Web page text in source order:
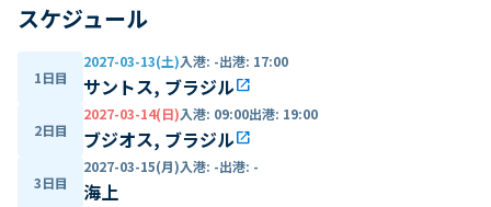
スケジュール
1日目
2027-03-13(土)入港: -出港: 17:00
サントス, ブラジルopen_in_new
2日目
2027-03-14(日)入港: 09:00出港: 19:00
ブジオス, ブラジルopen_in_new
3日目
2027-03-15(月)入港: -出港: -
海上